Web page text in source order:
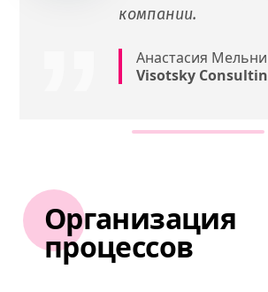
компании.
Анастасия
Visotsky
Организация
процессов